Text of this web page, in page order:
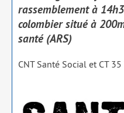
rassemblement à
colombier situé à
santé (ARS)
CNT Santé Social et CT